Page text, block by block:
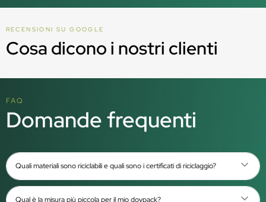
RECENSIONI SU GOOGLE
Cosa dicono i nostri clienti
FAQ
Domande frequenti
Quali materiali sono riciclabili e quali sono i certificati di riciclaggio?
Qual è la misura più piccola per il mio doypack?